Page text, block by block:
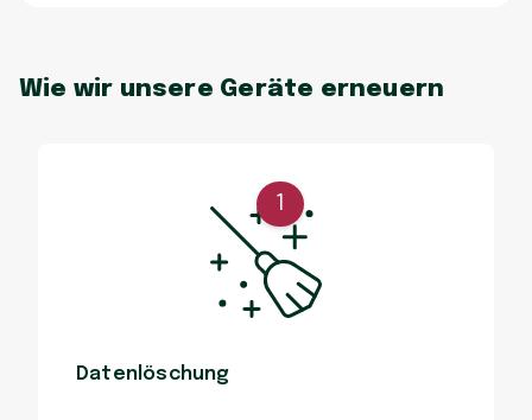
Wie wir unsere Geräte erneuern
Datenlöschung